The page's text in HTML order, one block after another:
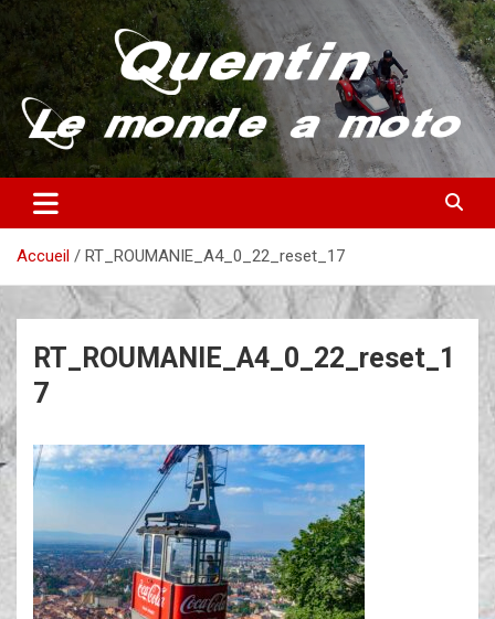
Aller
au
contenu
Quentin – Le monde à moto
Partez à la découverte du monde en vieille bécane
Accueil RT_ROUMANIE_A4_0_22_reset_17
RT_ROUMANIE_A4_0_22_reset_1
7